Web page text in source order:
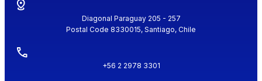
Diagonal Paraguay 205 - 257
Postal Code 8330015, Santiago, Chile
+56 2 2978 3301